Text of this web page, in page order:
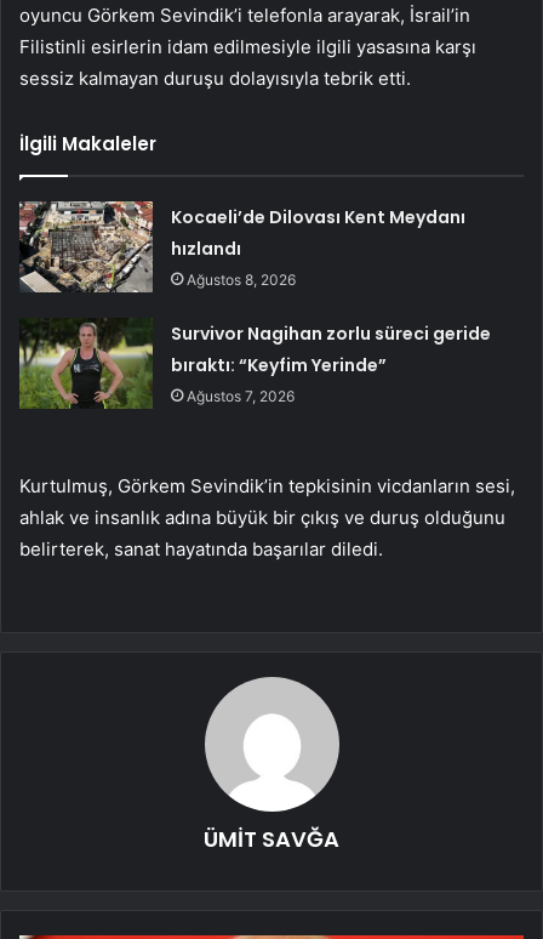
oyuncu Görkem Sevindik’i telefonla arayarak, İsrail’in
Filistinli esirlerin idam edilmesiyle ilgili yasasına karşı
sessiz kalmayan duruşu dolayısıyla tebrik etti.
İlgili Makaleler
Kocaeli’de Dilovası Kent Meydanı
hızlandı
Ağustos 8, 2026
Survivor Nagihan zorlu süreci geride
bıraktı: “Keyfim Yerinde”
Ağustos 7, 2026
Kurtulmuş, Görkem Sevindik’in tepkisinin vicdanların sesi,
ahlak ve insanlık adına büyük bir çıkış ve duruş olduğunu
belirterek, sanat hayatında başarılar diledi.
ÜMİT SAVĞA